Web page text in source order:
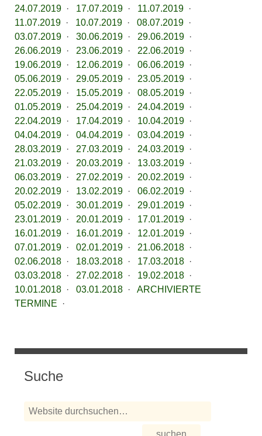
24.07.2019· 17.07.2019· 11.07.2019·
11.07.2019· 10.07.2019· 08.07.2019·
03.07.2019· 30.06.2019· 29.06.2019·
26.06.2019· 23.06.2019· 22.06.2019·
19.06.2019· 12.06.2019· 06.06.2019·
05.06.2019· 29.05.2019· 23.05.2019·
22.05.2019· 15.05.2019· 08.05.2019·
01.05.2019· 25.04.2019· 24.04.2019·
22.04.2019· 17.04.2019· 10.04.2019·
04.04.2019· 04.04.2019· 03.04.2019·
28.03.2019· 27.03.2019· 24.03.2019·
21.03.2019· 20.03.2019· 13.03.2019·
06.03.2019· 27.02.2019· 20.02.2019·
20.02.2019· 13.02.2019· 06.02.2019·
05.02.2019· 30.01.2019· 29.01.2019·
23.01.2019· 20.01.2019· 17.01.2019·
16.01.2019· 16.01.2019· 12.01.2019·
07.01.2019· 02.01.2019· 21.06.2018·
02.06.2018· 18.03.2018· 17.03.2018·
03.03.2018· 27.02.2018· 19.02.2018·
10.01.2018· 03.01.2018·
ARCHIVIERTE
TERMINE ·
Suche